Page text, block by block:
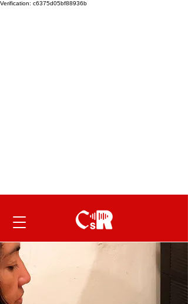
Verification: c6375d05bf88936b